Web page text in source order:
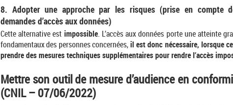
8. Adopter une approche par les risques (prise en compte
demandes d’accès aux données)
Cette alternative est impossible. L’accès aux données porte une atteinte
fondamentaux des personnes concernées,il est donc nécessaire, lorsque
prendre des mesures techniques supplémentaires pour rendre l’accès
Mettre son outil de mesure d’audience en
(CNIL – 07/06/2022)